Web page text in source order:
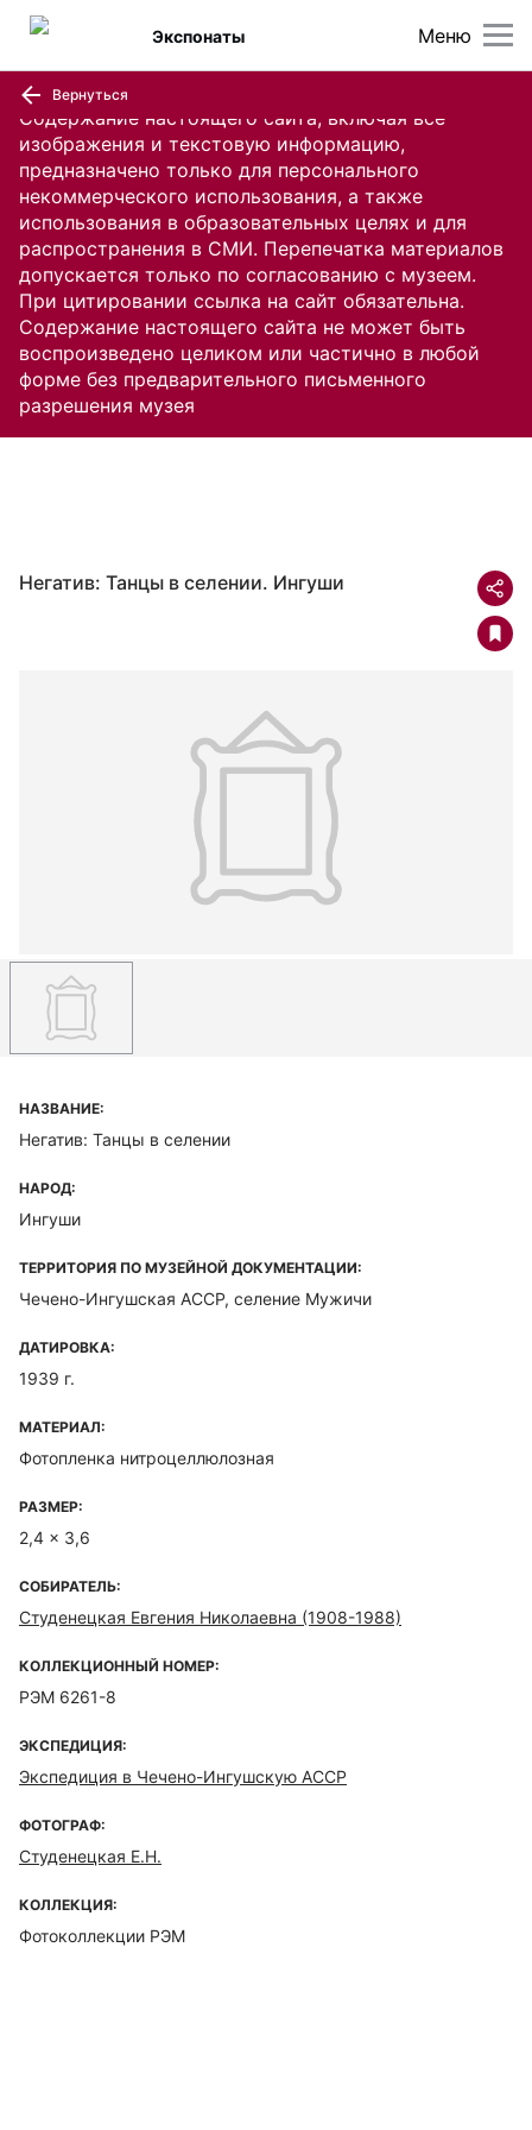
Содержание настоящего сайта, включая все
изображения и текстовую информацию,
предназначено только для персонального
некоммерческого использования, а также
использования в образовательных целях и для
распространения в СМИ. Перепечатка материалов
допускается только по согласованию с музеем.
При цитировании ссылка на сайт обязательна.
Содержание настоящего сайта не может быть
воспроизведено целиком или частично в любой
форме без предварительного письменного
разрешения музея
Меню
Экспонаты
Вернуться
Негатив: Танцы в селении. Ингуши
НАЗВАНИЕ:
Негатив: Танцы в селении
НАРОД:
Ингуши
ТЕРРИТОРИЯ ПО МУЗЕЙНОЙ ДОКУМЕНТАЦИИ:
Чечено-Ингушская ACCP, селение Мужичи
ДАТИРОВКА:
1939 г.
МАТЕРИАЛ:
Фотопленка нитроцеллюлозная
РАЗМЕР:
2,4 x 3,6
СОБИРАТЕЛЬ:
Студенецкая Евгения Николаевна (1908-1988)
КОЛЛЕКЦИОННЫЙ НОМЕР:
РЭМ 6261-8
ЭКСПЕДИЦИЯ:
Экспедиция в Чечено-Ингушскую АССР
ФОТОГРАФ:
Студенецкая Е.Н.
КОЛЛЕКЦИЯ:
Фотоколлекции РЭМ